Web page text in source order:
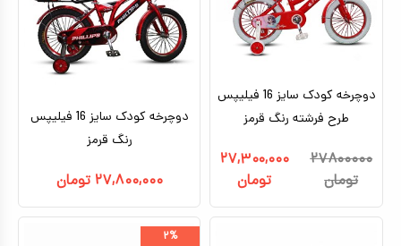
دوچرخه کودک سایز 16 فیلیپس
طرح فرشته رنگ قرمز
۲۷۸۰۰۰۰۰
تومان
۲۷,۳۰۰,۰۰۰
تومان
دوچرخه کودک سایز 16 فیلیپس
رنگ قرمز
۲۷,۸۰۰,۰۰۰ تومان
۲%